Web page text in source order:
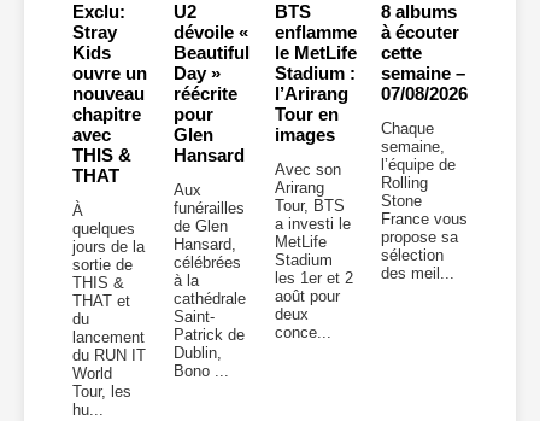
Exclu:
Stray
Kids
ouvre un
nouveau
chapitre
avec
THIS &
THAT
À
quelques
jours de la
sortie de
THIS &
THAT et
du
lancement
du RUN IT
World
Tour, les
hu...
U2
dévoile «
Beautiful
Day »
réécrite
pour
Glen
Hansard
Aux
funérailles
de Glen
Hansard,
célébrées
à la
cathédrale
Saint-
Patrick de
Dublin,
Bono ...
BTS
enflamme
le MetLife
Stadium :
l’Arirang
Tour en
images
Avec son
Arirang
Tour, BTS
a investi le
MetLife
Stadium
les 1er et 2
août pour
deux
conce...
8 albums
à écouter
cette
semaine –
07/08/2026
Chaque
semaine,
l’équipe de
Rolling
Stone
France vous
propose sa
sélection
des meil...